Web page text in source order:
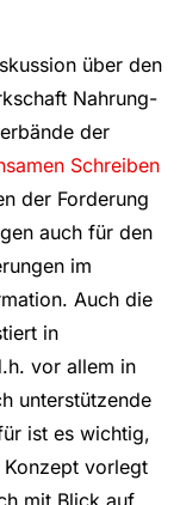
über den
Nahrung-
der
Schreiben
der Forderung
auch für den
im
Auch die
in
vor allem in
unterstützende
ist es wichtig,
Konzept vorlegt
mit Blick auf